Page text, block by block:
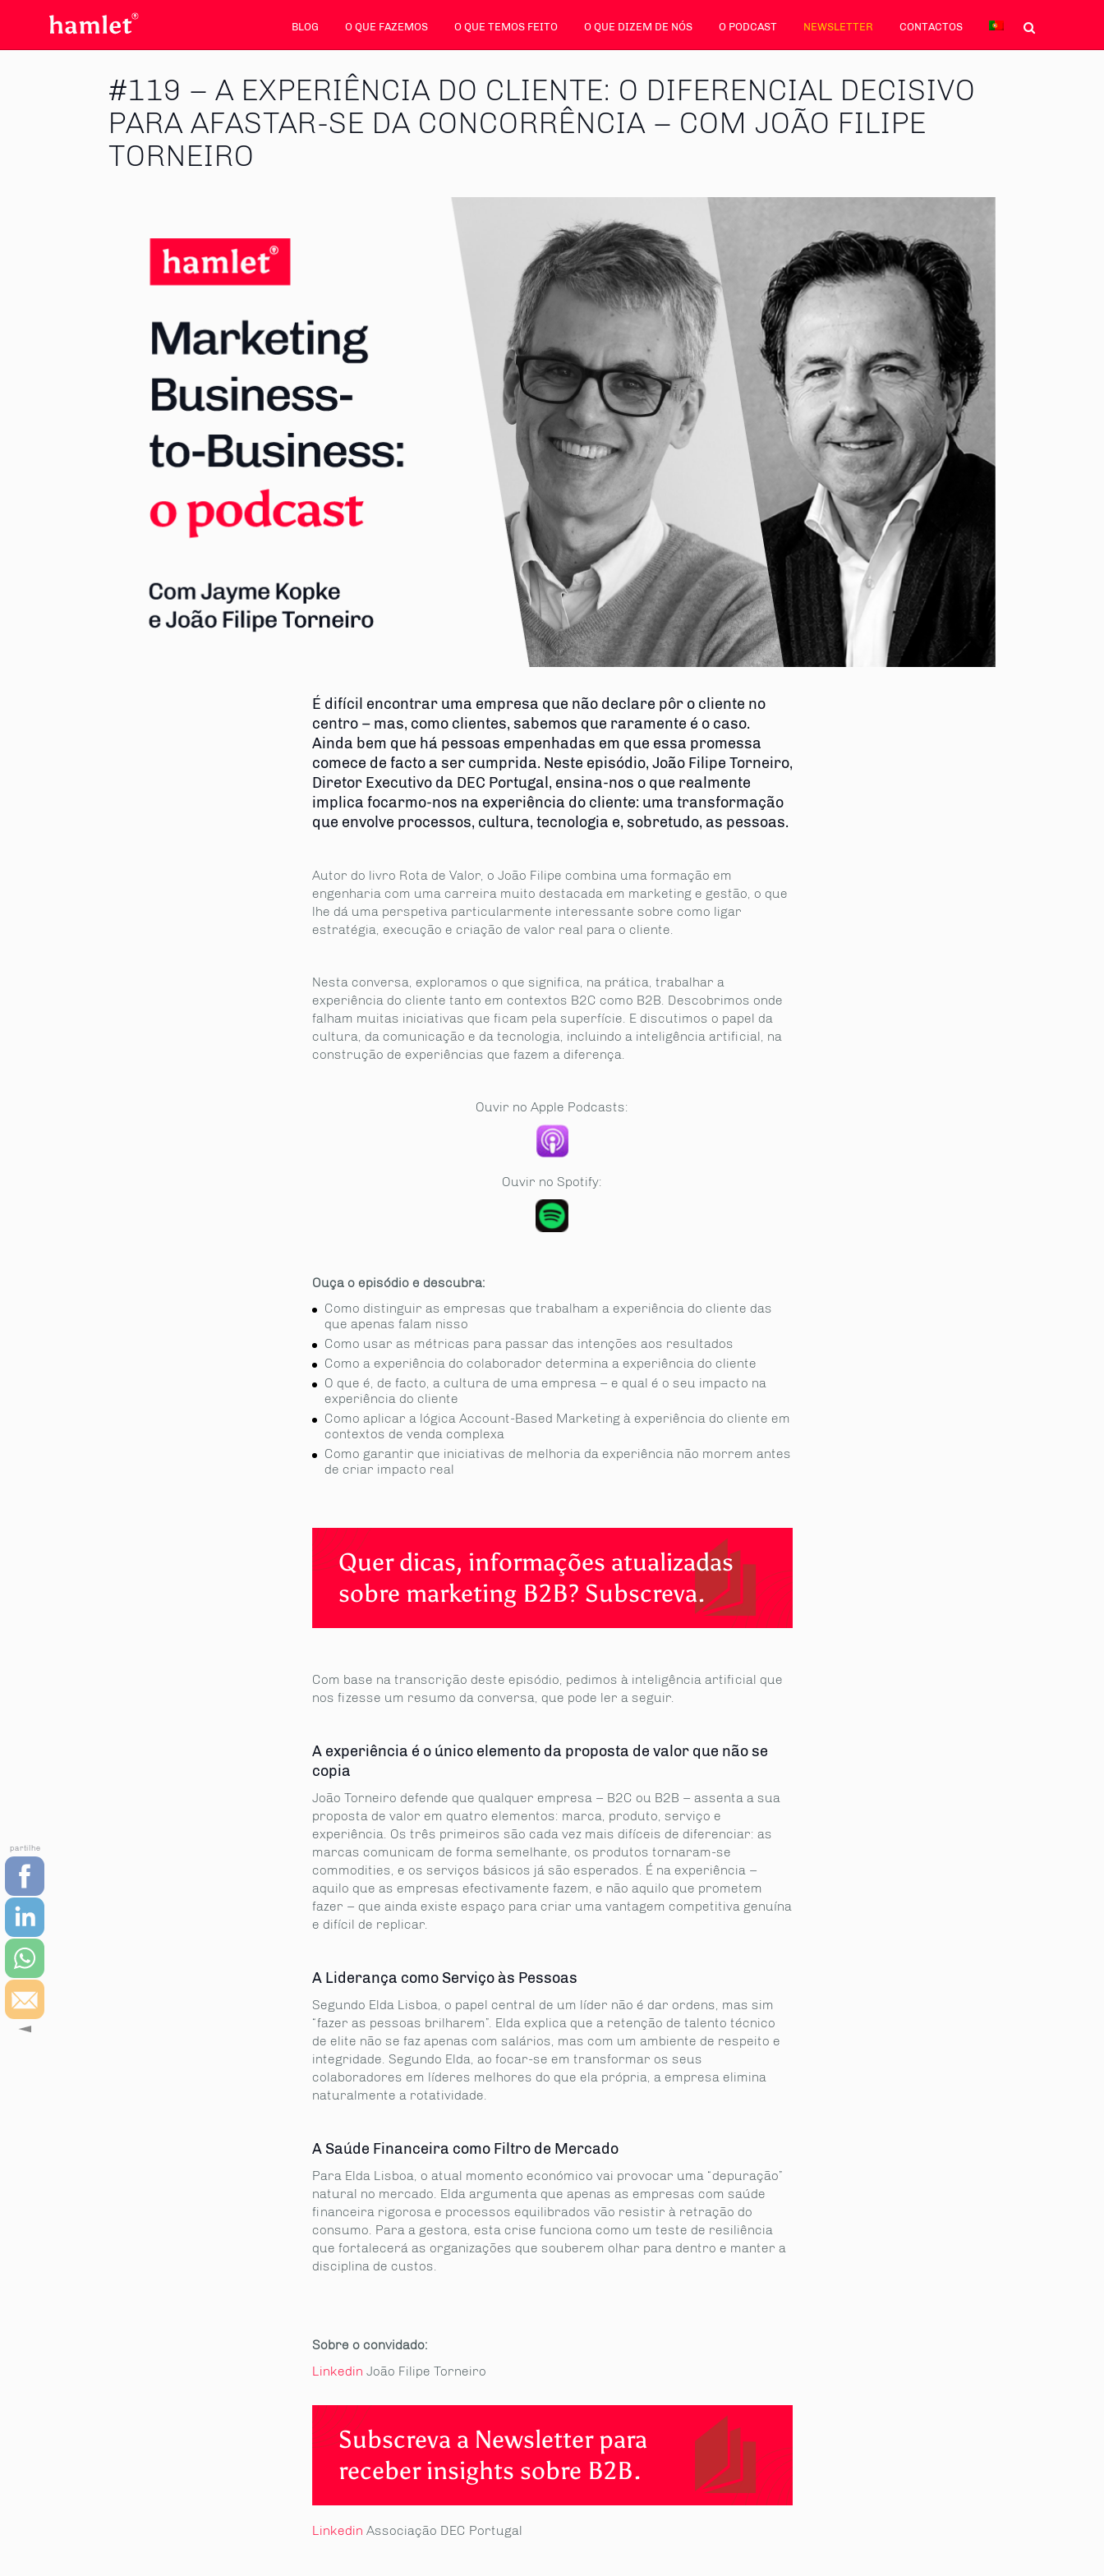
BLOG O QUE FAZEMOS O QUE TEMOS FEITO O QUE DIZEM DE NÓS O PODCAST NEWSLETTER CONTACTOS
#119 – A EXPERIÊNCIA DO CLIENTE: O DIFERENCIAL DECISIVO
PARA AFASTAR-SE DA CONCORRÊNCIA – COM JOÃO FILIPE
TORNEIRO
É difícil encontrar uma empresa que não declare pôr o cliente no
centro – mas, como clientes, sabemos que raramente é o caso.
Ainda bem que há pessoas empenhadas em que essa promessa
comece de facto a ser cumprida. Neste episódio, João Filipe Torneiro,
Diretor Executivo da DEC Portugal, ensina-nos o que realmente
implica focarmo-nos na experiência do cliente: uma transformação
que envolve processos, cultura, tecnologia e, sobretudo, as pessoas.
Autor do livro Rota de Valor, o João Filipe combina uma formação em
engenharia com uma carreira muito destacada em marketing e gestão, o que
lhe dá uma perspetiva particularmente interessante sobre como ligar
estratégia, execução e criação de valor real para o cliente.
Nesta conversa, exploramos o que significa, na prática, trabalhar a
experiência do cliente tanto em contextos B2C como B2B. Descobrimos onde
falham muitas iniciativas que ficam pela superfície. E discutimos o papel da
cultura, da comunicação e da tecnologia, incluindo a inteligência artificial, na
construção de experiências que fazem a diferença.
Ouvir no Apple Podcasts:
Ouvir no Spotify:
Ouça o episódio e descubra:
Como distinguir as empresas que trabalham a experiência do cliente das
que apenas falam nisso
Como usar as métricas para passar das intenções aos resultados
Como a experiência do colaborador determina a experiência do cliente
O que é, de facto, a cultura de uma empresa – e qual é o seu impacto na
experiência do cliente
Como aplicar a lógica Account-Based Marketing à experiência do cliente em
contextos de venda complexa
Como garantir que iniciativas de melhoria da experiência não morrem antes
de criar impacto real
Quer dicas, informações atualizadas
sobre marketing B2B? Subscreva.
Com base na transcrição deste episódio, pedimos à inteligência artificial que
nos fizesse um resumo da conversa, que pode ler a seguir.
A experiência é o único elemento da proposta de valor que não se
copia
João Torneiro defende que qualquer empresa – B2C ou B2B – assenta a sua
proposta de valor em quatro elementos: marca, produto, serviço e
experiência. Os três primeiros são cada vez mais difíceis de diferenciar: as
marcas comunicam de forma semelhante, os produtos tornaram-se
commodities, e os serviços básicos já são esperados. É na experiência –
aquilo que as empresas efectivamente fazem, e não aquilo que prometem
fazer – que ainda existe espaço para criar uma vantagem competitiva genuína
e difícil de replicar.
A Liderança como Serviço às Pessoas
Segundo Elda Lisboa, o papel central de um líder não é dar ordens, mas sim
“fazer as pessoas brilharem”. Elda explica que a retenção de talento técnico
de elite não se faz apenas com salários, mas com um ambiente de respeito e
integridade. Segundo Elda, ao focar-se em transformar os seus
colaboradores em líderes melhores do que ela própria, a empresa elimina
naturalmente a rotatividade.
A Saúde Financeira como Filtro de Mercado
Para Elda Lisboa, o atual momento económico vai provocar uma “depuração”
natural no mercado. Elda argumenta que apenas as empresas com saúde
financeira rigorosa e processos equilibrados vão resistir à retração do
consumo. Para a gestora, esta crise funciona como um teste de resiliência
que fortalecerá as organizações que souberem olhar para dentro e manter a
disciplina de custos.
Sobre o convidado:
Linkedin João Filipe Torneiro
Subscreva a Newsletter para
receber insights sobre B2B.
Linkedin Associação DEC Portugal
partilhe